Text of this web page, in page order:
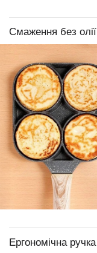
Смаження без олії
Ергономічна ручка